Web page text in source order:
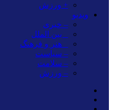
+ ورزش
ویدیو
– خبری
_ بین الملل
_ هنر و فرهنگ
– سیاست
– سلامت
– ورزش